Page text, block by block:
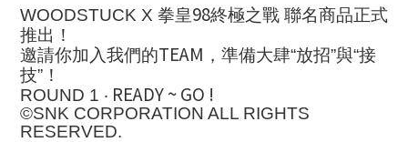
WOODSTUCK X 拳皇98終極之戰 聯名商品正式
推出！
邀請你加入我們的TEAM ，準備大肆“放招”與“接
技”！
ROUND 1 ‧ READY ~ GO !
©SNK CORPORATION ALL RIGHTS
RESERVED.